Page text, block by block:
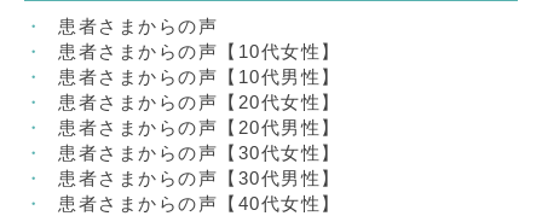
患者さまからの声
患者さまからの声【10代女性】
患者さまからの声【10代男性】
患者さまからの声【20代女性】
患者さまからの声【20代男性】
患者さまからの声【30代女性】
患者さまからの声【30代男性】
患者さまからの声【40代女性】